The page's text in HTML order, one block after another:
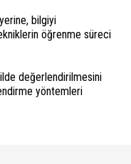
bilgiyi
öğrenme süreci
değerlendirilmesini
yöntemleri